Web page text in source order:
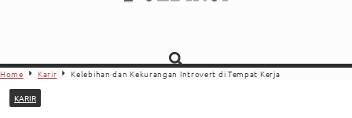
Home Karir Kelebihan dan Kekurangan Introvert di Tempat Kerja
KARIR